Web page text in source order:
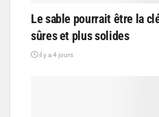
Le sable pourrait être la
sûres et plus solides
il y a 4 jours